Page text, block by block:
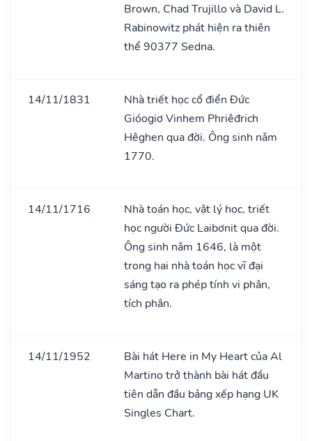
Brown, Chad Trujillo và David L.
Rabinowitz phát hiện ra thiên
thể 90377 Sedna.
14/11/1831
Nhà triết học cổ điển Đức
Gióogiơ Vinhem Phriêđrich
Hêghen qua đời. Ông sinh nǎm
1770.
14/11/1716
Nhà toán học, vật lý học, triết
học người Đức Laibơnit qua đời.
Ông sinh nǎm 1646, là một
trong hai nhà toán học vĩ đại
sáng tạo ra phép tính vi phân,
tích phân.
14/11/1952
Bài hát Here in My Heart của Al
Martino trở thành bài hát đầu
tiên dẫn đầu bảng xếp hạng UK
Singles Chart.